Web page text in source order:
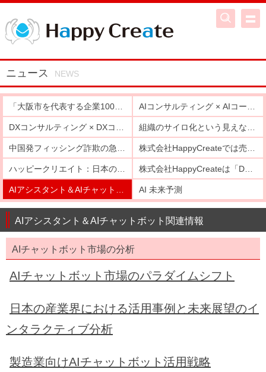
ニュース
AI 未来予測
AIアシスタント＆AIチャットボット関連情報
AIチャットボット市場の分析
AIチャットボット市場のパラダイムシフト
日本の産業界における活用事例と未来展望のイ
ンタラクティブ分析
製造業向けAIチャットボット活用戦略